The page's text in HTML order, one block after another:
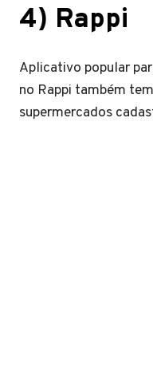
4) Rappi
Aplicativo popular
no Rappi também
supermercados